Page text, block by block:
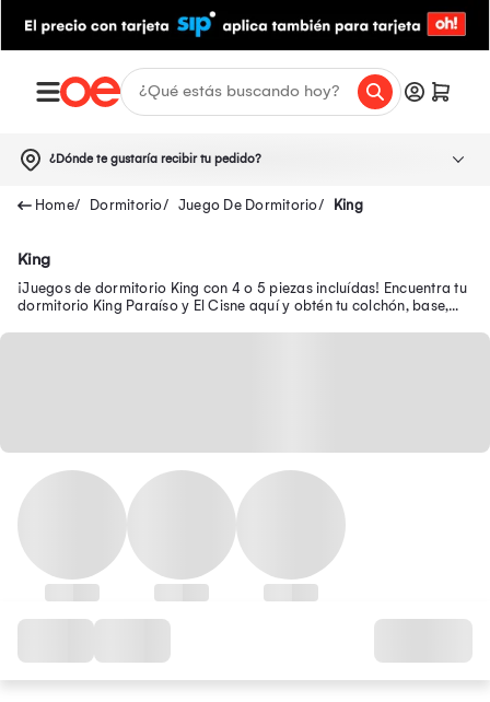
¿Dónde te gustaría recibir tu pedido?
Dormitorio Juego De Dormitorio King
King
¡Juegos de dormitorio King con 4 o 5 piezas incluídas! Encuentra tu
dormitorio King Paraíso y El Cisne aquí y obtén tu colchón, base,